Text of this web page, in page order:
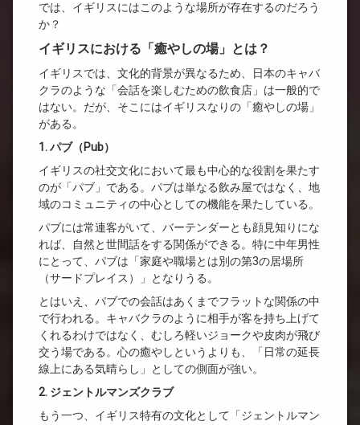
では、イギリスにはこのような場所が存在するのだろう
か？
イギリスにおける「癒やしの場」とは？
イギリスでは、文化的背景が異なるため、日本のキャバ
クラのような「会話を楽しむための飲食店」は一般的で
はない。だが、そこにはイギリスなりの「癒やしの場」
がある。
1. パブ（Pub）
イギリスの社交文化において最も中心的な役割を果たす
のが「パブ」である。パブは単なる飲み屋ではなく、地
域のコミュニティの中心としての機能を果たしている。
パブには常連客がいて、バーテンダーとも顔見知りにな
れば、自然と世間話をする関係ができる。特に中年男性
にとって、パブは「家庭や職場とは別の第3の居場所
（サードプレイス）」となりうる。
とはいえ、パブでの会話はあくまでフラットな関係の中
で行われる。キャバクラのように相手が客を持ち上げて
くれるわけではなく、むしろ軽いジョークや皮肉が飛び
交う場である。心の癒やしというよりも、「日常の延長
線上にある気晴らし」としての側面が強い。
2. ジェントルマンズクラブ
もう一つ、イギリス特有の文化として「ジェントルマン